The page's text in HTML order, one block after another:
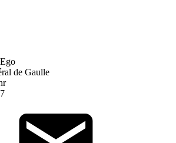
de Gaulle